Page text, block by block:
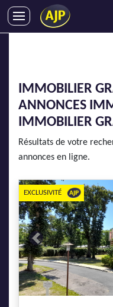
SYNDIC
IMMOBILIER NEUF
ENTREPRISES
DEVENIR FRANCHISÉ
AJP Recrute
AJP Actualités
Service Qualité Clients
IMMOBILIER
ANNONCES
IMMOBILIER
Résultats de votre
annonces en ligne.
Previous
EXCLUSIVITÉ